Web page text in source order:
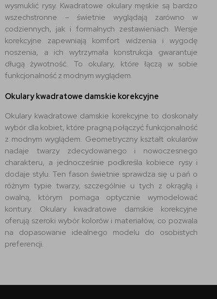
wysmuklić rysy. Kwadratowe okulary męskie są bardzo
wszechstronne – świetnie wyglądają zarówno w
codziennych, jak i formalnych zestawieniach. Wersje
korekcyjne zapewniają komfort widzenia i wygodę
noszenia, a ich wytrzymała konstrukcja gwarantuje
długą żywotność. To okulary, które łączą w sobie
funkcjonalność z modnym wyglądem.
Okulary kwadratowe damskie korekcyjne
Okulary kwadratowe damskie korekcyjne to doskonały
wybór dla kobiet, które pragną połączyć funkcjonalność
z modnym wyglądem. Geometryczny kształt okularów
nadaje twarzy zdecydowanego i nowoczesnego
charakteru, a jednocześnie podkreśla kobiece rysy i
dodaje stylu. Ten fason świetnie sprawdza się u pań o
różnym typie twarzy, szczególnie u tych z okrągłą i
owalną, którym pomaga optycznie wymodelować
kontury. Okulary kwadratowe damskie korekcyjne
oferują szeroki wybór kolorów i materiałów, co pozwala
na dopasowanie idealnego modelu do osobistych
preferencji.